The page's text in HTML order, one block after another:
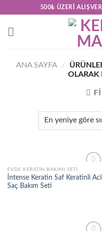
content
500₺ ÜZERI
ANA SAYFA /
OLARAK
Add to
wishlist
EVDE KERATIN BAKIMI SETI
İntense Keratin Saf Keratinli Acil
Saç Bakım Seti